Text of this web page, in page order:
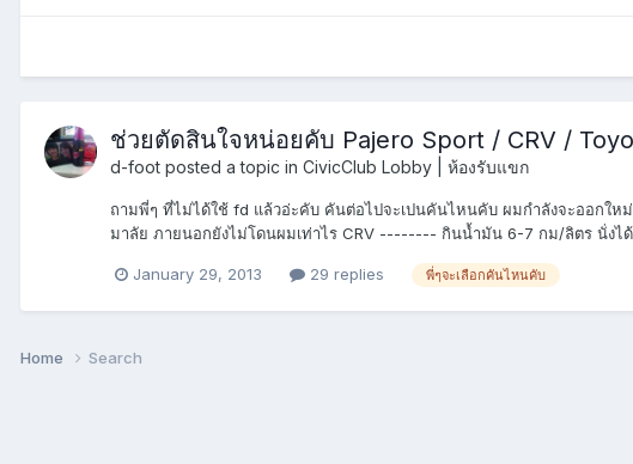
ช่วยตัดสินใจหน่อยคับ Pajero Sport / CRV /
d-foot posted a topic in CivicClub Lobby | ห้องรับแขก
ถามพี่ๆ ที่ไม่ได้ใช้ fd แล้วอ่ะคับ คันต่อไปจะเปนคันไหนคับ ผมกำลังจะออกใ
มาลัย ภายนอกยังไม่โดนผมเท่าไร CRV -------- กินน้ำมัน 6-7 กม/ลิตร นั่งได้
January 29, 2013 29 replies พี่ๆจะเลือกคันไหนคับ
Home Search